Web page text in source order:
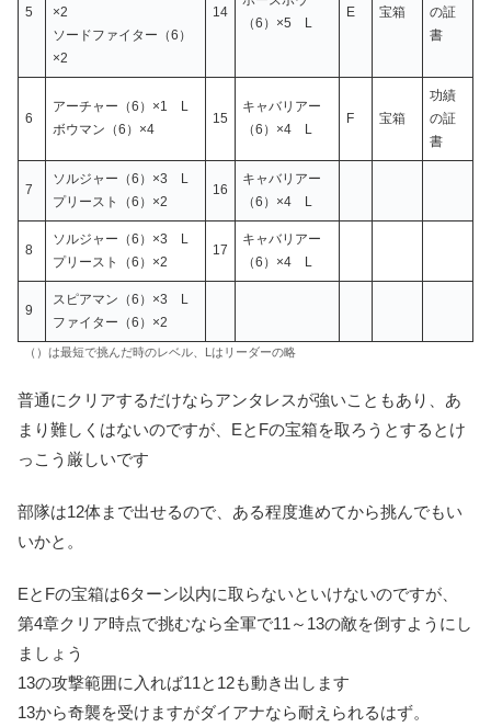
5
×2
ソードファイター（6）
×2
14
（6）×5 L
E 宝箱
の証
書
6
アーチャー（6）×1 L
ボウマン（6）×4
15
キャバリアー
（6）×4 L
F 宝箱
功績
の証
書
7
ソルジャー（6）×3 L
プリースト（6）×2
16
キャバリアー
（6）×4 L
8
ソルジャー（6）×3 L
プリースト（6）×2
17
キャバリアー
（6）×4 L
9
スピアマン（6）×3 L
ファイター（6）×2
（）は最短で挑んだ時のレベル、Lはリーダーの略
普通にクリアするだけならアンタレスが強いこともあり、あ
まり難しくはないのですが、EとFの宝箱を取ろうとするとけ
っこう厳しいです
部隊は12体まで出せるので、ある程度進めてから挑んでもい
いかと。
EとFの宝箱は6ターン以内に取らないといけないのですが、
第4章クリア時点で挑むなら全軍で11～13の敵を倒すようにし
ましょう
13の攻撃範囲に入れば11と12も動き出します
13から奇襲を受けますがダイアナなら耐えられるはず。